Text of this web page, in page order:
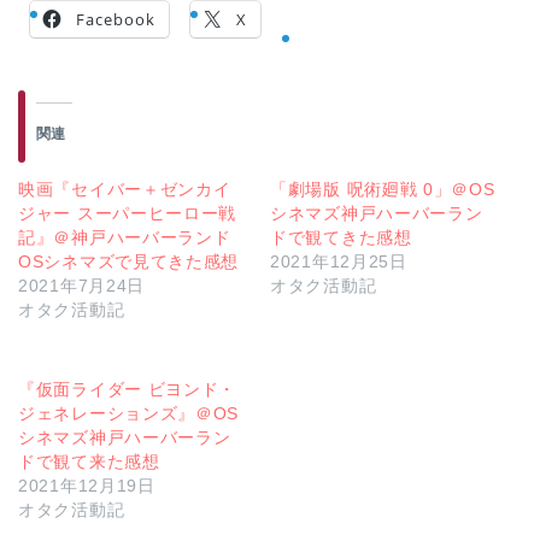
Facebook X
関連
映画『セイバー＋ゼンカイ
ジャー スーパーヒーロー戦
記』＠神戸ハーバーランド
OSシネマズで見てきた感想
2021年7月24日
オタク活動記
「劇場版 呪術廻戦 0」＠OS
シネマズ神戸ハーバーラン
ドで観てきた感想
2021年12月25日
オタク活動記
『仮面ライダー ビヨンド・
ジェネレーションズ』＠OS
シネマズ神戸ハーバーラン
ドで観て来た感想
2021年12月19日
オタク活動記